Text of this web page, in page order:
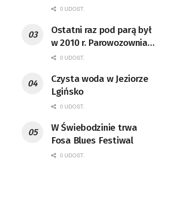
województwa lubuskiego
0 UDOST.
Ostatni raz pod parą był
w 2010 r. Parowozownia
Wolsztyn rozpocznie
65
0 UDOST.
Czysta woda w Jeziorze
Lgińsko
0 UDOST.
W Świebodzinie trwa
Fosa Blues Festiwal
0 UDOST.